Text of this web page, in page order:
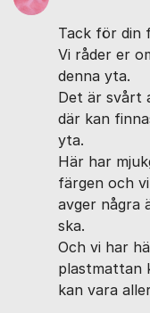
Tack för din
Vi råder er
denna yta.
Det är svårt
där kan
yta.
Här har
färgen och
avger några
ska.
Och vi har
plastmattan
kan vara